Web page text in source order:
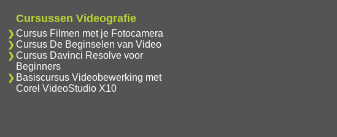
Cursussen Videografie
Cursus Filmen met je Fotocamera
Cursus De Beginselen van Video
Cursus Davinci Resolve voor
Beginners
Basiscursus Videobewerking met
Corel VideoStudio X10